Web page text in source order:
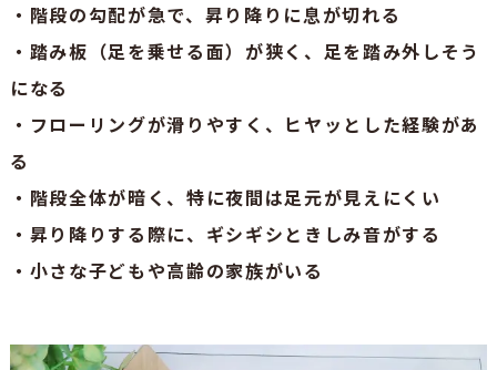
・階段の勾配が急で、昇り降りに息が切れる
・踏み板（足を乗せる面）が狭く、足を踏み外しそう
になる
・フローリングが滑りやすく、ヒヤッとした経験があ
る
・階段全体が暗く、特に夜間は足元が見えにくい
・昇り降りする際に、ギシギシときしみ音がする
・小さな子どもや高齢の家族がいる